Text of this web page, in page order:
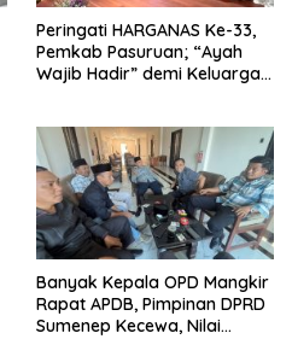
Peringati HARGANAS Ke-33,
Pemkab Pasuruan; “Ayah
Wajib Hadir” demi Keluarga
Banyak Kepala OPD Mangkir
Rapat APDB, Pimpinan DPRD
Sumenep Kecewa, Nilai